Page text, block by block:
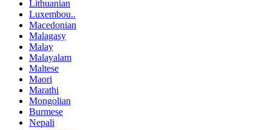
Lithuanian
Luxembou..
Macedonian
Malagasy
Malay
Malayalam
Maltese
Maori
Marathi
Mongolian
Burmese
Nepali